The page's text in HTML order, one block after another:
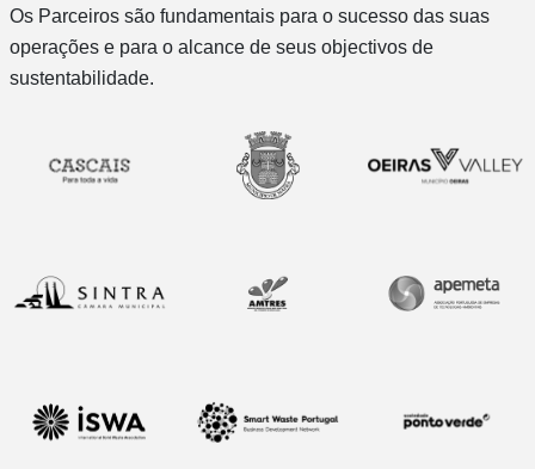
Os Parceiros são fundamentais para o sucesso das suas
operações e para o alcance de seus objectivos de
sustentabilidade.